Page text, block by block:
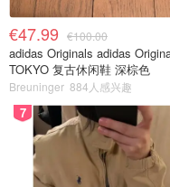
€47.99 €100.00
adidas Originals adidas
TOKYO 复古休闲鞋 深棕色
Breuninger 884人感兴趣
7